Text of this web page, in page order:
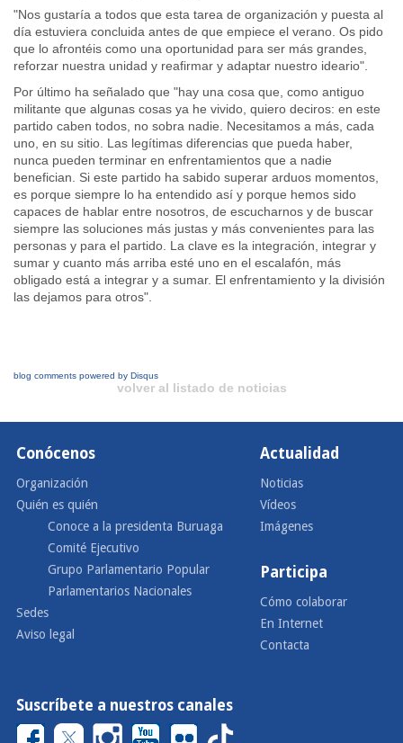
"Nos gustaría a todos que esta tarea de organización y puesta al
día estuviera concluida antes de que empiece el verano. Os pido
que lo afrontéis como una oportunidad para ser más grandes,
reforzar nuestra unidad y reafirmar y adaptar nuestro ideario".
Por último ha señalado que "hay una cosa que, como antiguo
militante que algunas cosas ya he vivido, quiero deciros: en este
partido caben todos, no sobra nadie. Necesitamos a más, cada
uno, en su sitio. Las legítimas diferencias que pueda haber,
nunca pueden terminar en enfrentamientos que a nadie
benefician. Si este partido ha sabido superar arduos momentos,
es porque siempre lo ha entendido así y porque hemos sido
capaces de hablar entre nosotros, de escucharnos y de buscar
siempre las soluciones más justas y más convenientes para las
personas y para el partido. La clave es la integración, integrar y
sumar y cuanto más arriba esté uno en el escalafón, más
obligado está a integrar y a sumar. El enfrentamiento y la división
las dejamos para otros".
blog comments powered by Disqus
volver al listado de noticias
Conócenos
Organización
Quién es quién
Conoce a la presidenta Buruaga
Comité Ejecutivo
Grupo Parlamentario Popular
Parlamentarios Nacionales
Sedes
Aviso legal
Actualidad
Noticias
Vídeos
Imágenes
Participa
Cómo colaborar
En Internet
Contacta
Suscríbete a nuestros canales